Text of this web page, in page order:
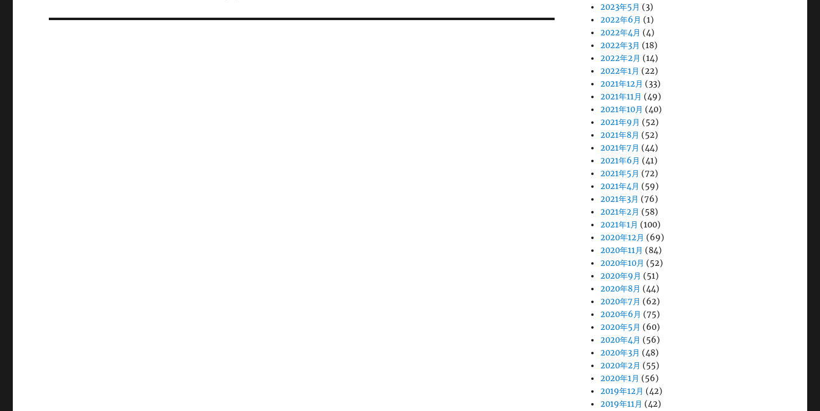
投
2023年5月 (3)
2022年6月 (1)
2022年4月 (4)
2022年3月 (18)
2022年2月 (14)
2022年1月 (22)
2021年12月 (33)
2021年11月 (49)
2021年10月 (40)
2021年9月 (52)
2021年8月 (52)
2021年7月 (44)
2021年6月 (41)
2021年5月 (72)
2021年4月 (59)
2021年3月 (76)
2021年2月 (58)
2021年1月 (100)
2020年12月 (69)
2020年11月 (84)
2020年10月 (52)
2020年9月 (51)
2020年8月 (44)
2020年7月 (62)
2020年6月 (75)
2020年5月 (60)
2020年4月 (56)
2020年3月 (48)
2020年2月 (55)
2020年1月 (56)
2019年12月 (42)
2019年11月 (42)